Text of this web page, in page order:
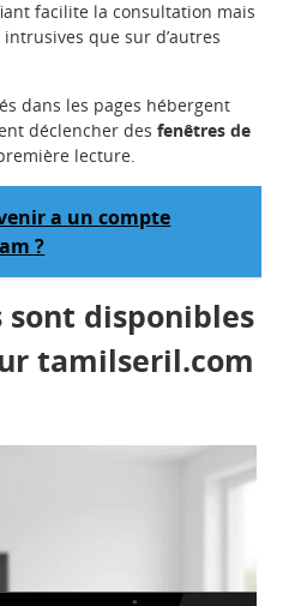
facilite la consultation mais
que sur d’autres
dans les pages hébergent
déclencher desfenêtres de
lecture.
a un compte
?
sont disponibles
tamilseril.com